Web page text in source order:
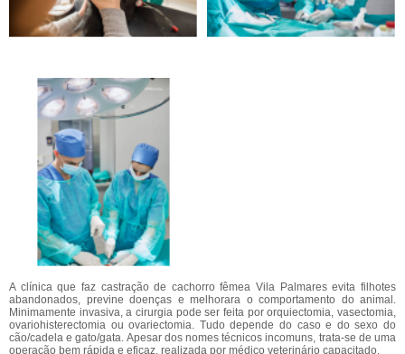
A clínica que faz castração de cachorro fêmea Vila Palmares evita filhotes
abandonados, previne doenças e melhorara o comportamento do animal.
Minimamente invasiva, a cirurgia pode ser feita por orquiectomia, vasectomia,
ovariohisterectomia ou ovariectomia. Tudo depende do caso e do sexo do
cão/cadela e gato/gata. Apesar dos nomes técnicos incomuns, trata-se de uma
operação bem rápida e eficaz, realizada por médico veterinário capacitado.